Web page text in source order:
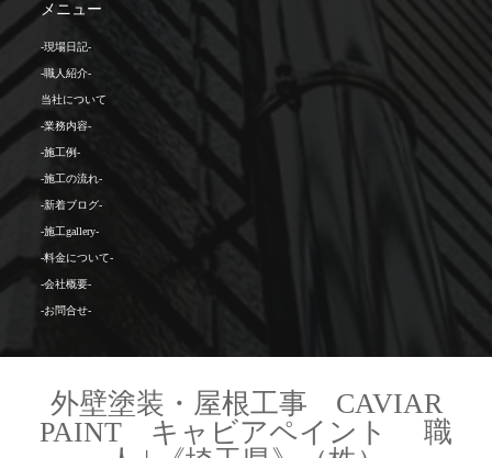
メニュー
-現場日記-
-職人紹介-
当社について
-業務内容-
-施工例-
-施工の流れ-
-新着ブログ-
-施工gallery-
-料金について-
-会社概要-
-お問合せ-
外壁塗装・屋根工事 CAVIAR
PAINT キャビアペイント 職